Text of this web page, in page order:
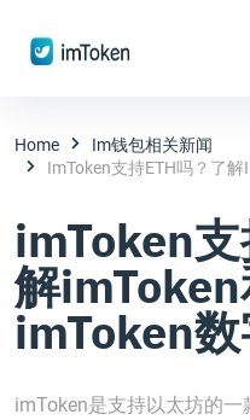
Home
Im钱包相关新闻
ImToken支持ETH吗？了
imToken
解
imToken
imToken是支持以太坊的